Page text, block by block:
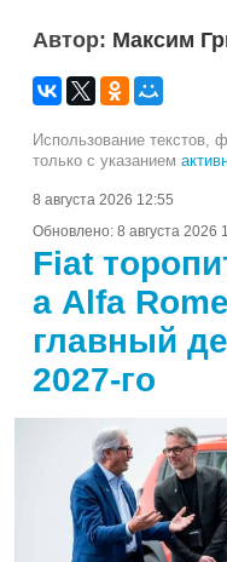
Автор: Максим
Использование текстов,
только с указанием
8 августа 2026 12:55
Обновлено: 8 августа 2026
Fiat
а Alfa
главный
2027-го